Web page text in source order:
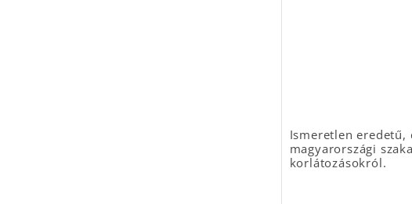
Ismeretlen eredetű,
magyarországi
korlátozásokról.